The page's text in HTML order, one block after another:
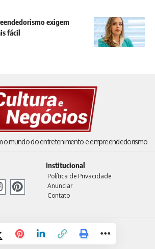
exigem
fácil
o mundo do entretenimento e empreendedorismo
Institucional
Política de Privacidade
Anunciar
Contato